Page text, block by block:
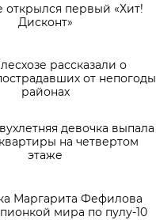
открылся первый «Хит!
Дисконт»
рассказали о
от непогоды
районах
девочка выпала
на четвертом
этаже
Маргарита Фефилова
мира по пулу-10